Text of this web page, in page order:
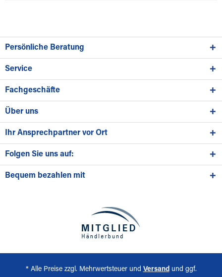
Persönliche Beratung
Service
Fachgeschäfte
Über uns
Ihr Ansprechpartner vor Ort
Folgen Sie uns auf:
Bequem bezahlen mit
* Alle Preise zzgl. Mehrwertsteuer und Versandund ggf.